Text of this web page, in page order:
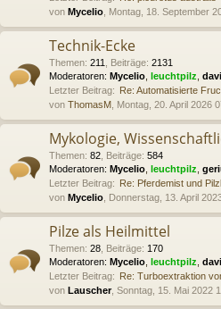
von Mycelio , Montag, 18. September
Technik-Ecke
Themen: 211 Beiträge: 2131
Moderatoren: Mycelio leuchtpilz
Letzter Beitrag: Re: Automatisierte
von ThomasM , Montag, 20. April 2026
Mykologie,
Themen: 82 Beiträge: 584
Moderatoren: Mycelio leuchtpilz
Letzter Beitrag: Re: Pferdemist und
von Mycelio , Donnerstag, 13. April
Pilze als Heilmittel
Themen: 28 Beiträge: 170
Moderatoren: Mycelio leuchtpilz
Letzter Beitrag: Re: Turboextraktion
von Lauscher, Sonntag, 15. Mai 2022